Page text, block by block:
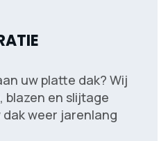
uw platte dak? Wij
blazen en slijtage
weer jarenlang